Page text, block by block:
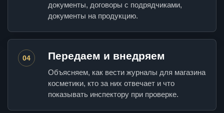
документы, договоры с подрядчиками,
документы на продукцию.
04 Передаем и внедряем
Объясняем, как вести журналы для магазина
косметики, кто за них отвечает и что
показывать инспектору при проверке.